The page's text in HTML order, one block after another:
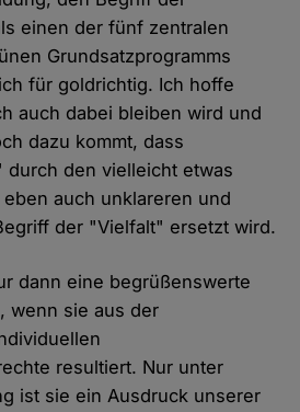
einen der fünf zentralen
Grundsatzprogramms
für goldrichtig. Ich hoffe
auch dabei bleiben wird und
dazu kommt, dass
durch den vielleicht etwas
auch unklareren und
der "Vielfalt" ersetzt wird.
dann eine begrüßenswerte
wenn sie aus der
resultiert. Nur unter
ist sie ein Ausdruck unserer